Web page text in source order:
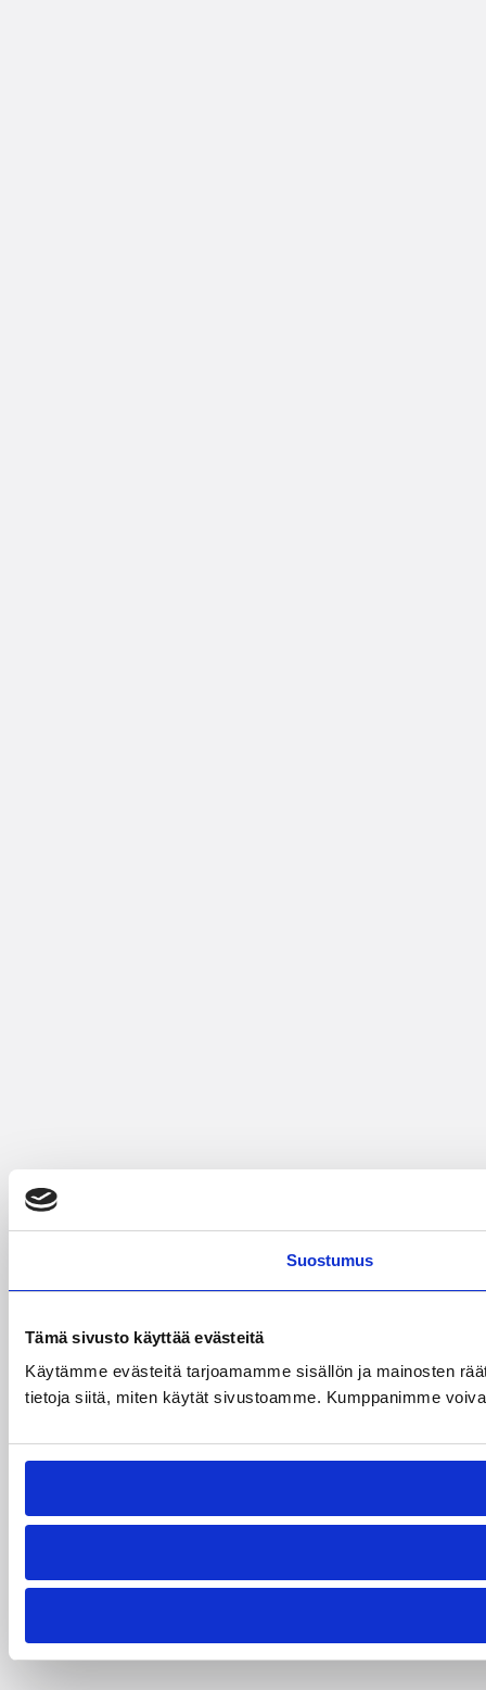
Suostumus
Tämä sivusto käyttää evästeitä
Käytämme evästeitä tarjoamamme sisällön ja mainosten
tietoja siitä, miten käytät sivustoamme. Kumppanimme